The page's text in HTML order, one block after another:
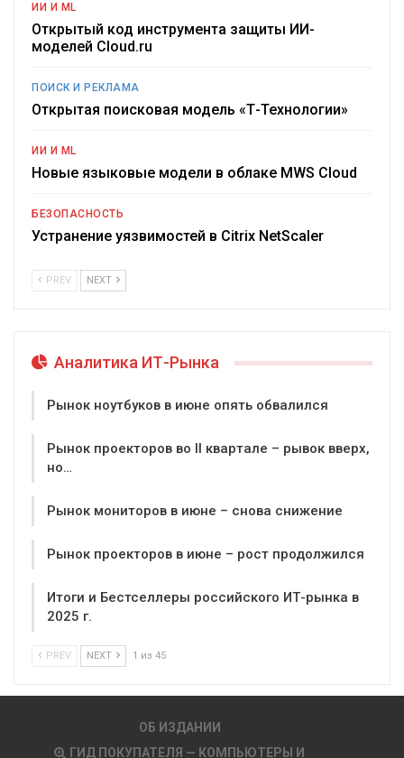
ИИ И ML
Открытый код инструмента защиты ИИ-
моделей Cloud.ru
ПОИСК И РЕКЛАМА
Открытая поисковая модель «Т-Технологии»
ИИ И ML
Новые языковые модели в облаке MWS Cloud
БЕЗОПАСНОСТЬ
Устранение уязвимостей в Citrix NetScaler
PREV NEXT
Аналитика ИТ-Рынка
Рынок ноутбуков в июне опять обвалился
Рынок проекторов во II квартале – рывок вверх,
но…
Рынок мониторов в июне – снова снижение
Рынок проекторов в июне – рост продолжился
Итоги и Бестселлеры российского ИТ-рынка в
2025 г.
PREV NEXT 1 из 45
ОБ ИЗДАНИИ
ГИД ПОКУПАТЕЛЯ — КОМПЬЮТЕРЫ И